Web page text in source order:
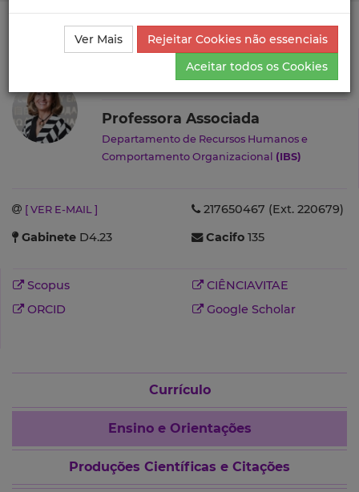
Ciência_Iscte Autores
Generosa do Nascimento
Ensino e Orientações
Generosa do Nascimento
Professora Associada
Departamento de Recursos Humanos e
Comportamento Organizacional (IBS)
[ VER E-MAIL ]
217650467 (Ext. 220679)
Gabinete D4.23 Cacifo 135
Scopus
CIÊNCIAVITAE
ORCID
Google Scholar
Currículo
Ensino e Orientações
Produções Científicas e Citações
Ver Mais
Rejeitar Cookies não essenciais
Aceitar todos os Cookies